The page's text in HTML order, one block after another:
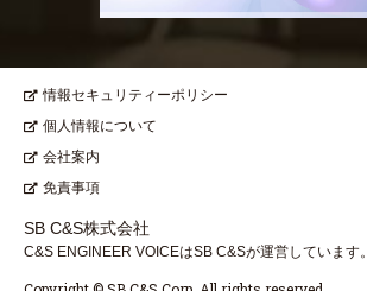
情報セキュリティーポリシー
個人情報について
会社案内
免責事項
SB C&S株式会社
C&S ENGINEER VOICEはSB C&Sが運営しています。